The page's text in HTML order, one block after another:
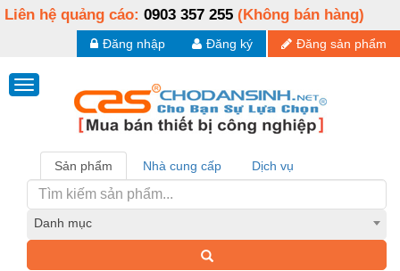
Liên hệ quảng cáo: 0903 357 255 (Không bán hàng)
Đăng sản phẩm
Đăng ký
Đăng nhập
Sản phẩm Nhà cung cấp Dịch vụ
Danh mục